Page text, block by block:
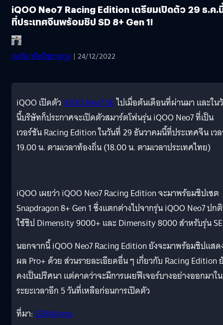
iQOO Neo7 Racing Edition เตรียมเปิดตัว 29 ธ.ค.
ที่ประเทศจีนพร้อมชิป SD 8+ Gen 1!
ภควัต ขจิตวิชยานุกูล | 24/12/2022
iQOO เปิดตัวiQOO Neo7 SEไปเมื่อต้นเดือนที่ผ่านมา และใน
นี้บริษัทก็ประกาศจะเปิดตัวสมาร์ตโฟนรุ่น iQOO Neo7 ที่เป็น
เวอร์ชัน Racing Edition ในวันที่ 29 ธันวาคมนี้ที่ประเทศจีน เว
19.00 น. ตามเวลาท้องถิ่น (18.00 น. ตามเวลาประเทศไทย)
iQOO เผยว่า iQOO Neo7 Racing Edition จะมาพร้อมชิปเซต
Snapdragon 8+ Gen 1 ซึ่งแตกต่างไปจากรุ่น iQOO Neo7 ปก
ใช้ชิป Dimensity 9000+ และ Dimensity 8000 สำหรับรุ่น SE
นอกจากนี้ iQOO Neo7 Racing Edition ยังจะมาพร้อมชิปแสด
ผล Pro+ ด้วย ส่วนรายละเอียดอื่น ๆ เกี่ยวกับ Racing Edition
คงเป็นปริศนา แต่คาดว่าจะมีการเผยฟีเจอร์บางอย่างออกมาใน
ระยะเวลาอีก 5 วันที่เหลือก่อนการเปิดตัว
ที่มา: GSMArena